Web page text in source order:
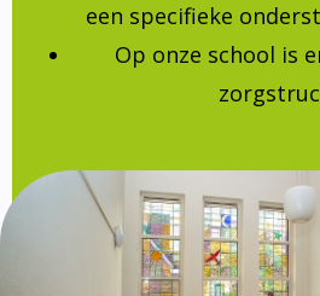
een specifieke
Op onze school is